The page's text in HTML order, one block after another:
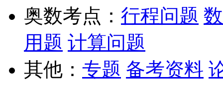
奥数考点： 行程问题
用题 计算问题
其他： 专题 备考资料